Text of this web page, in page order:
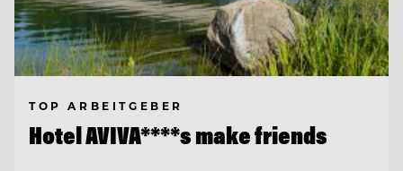
TOP ARBEITGEBER
Hotel AVIVA****s make friends